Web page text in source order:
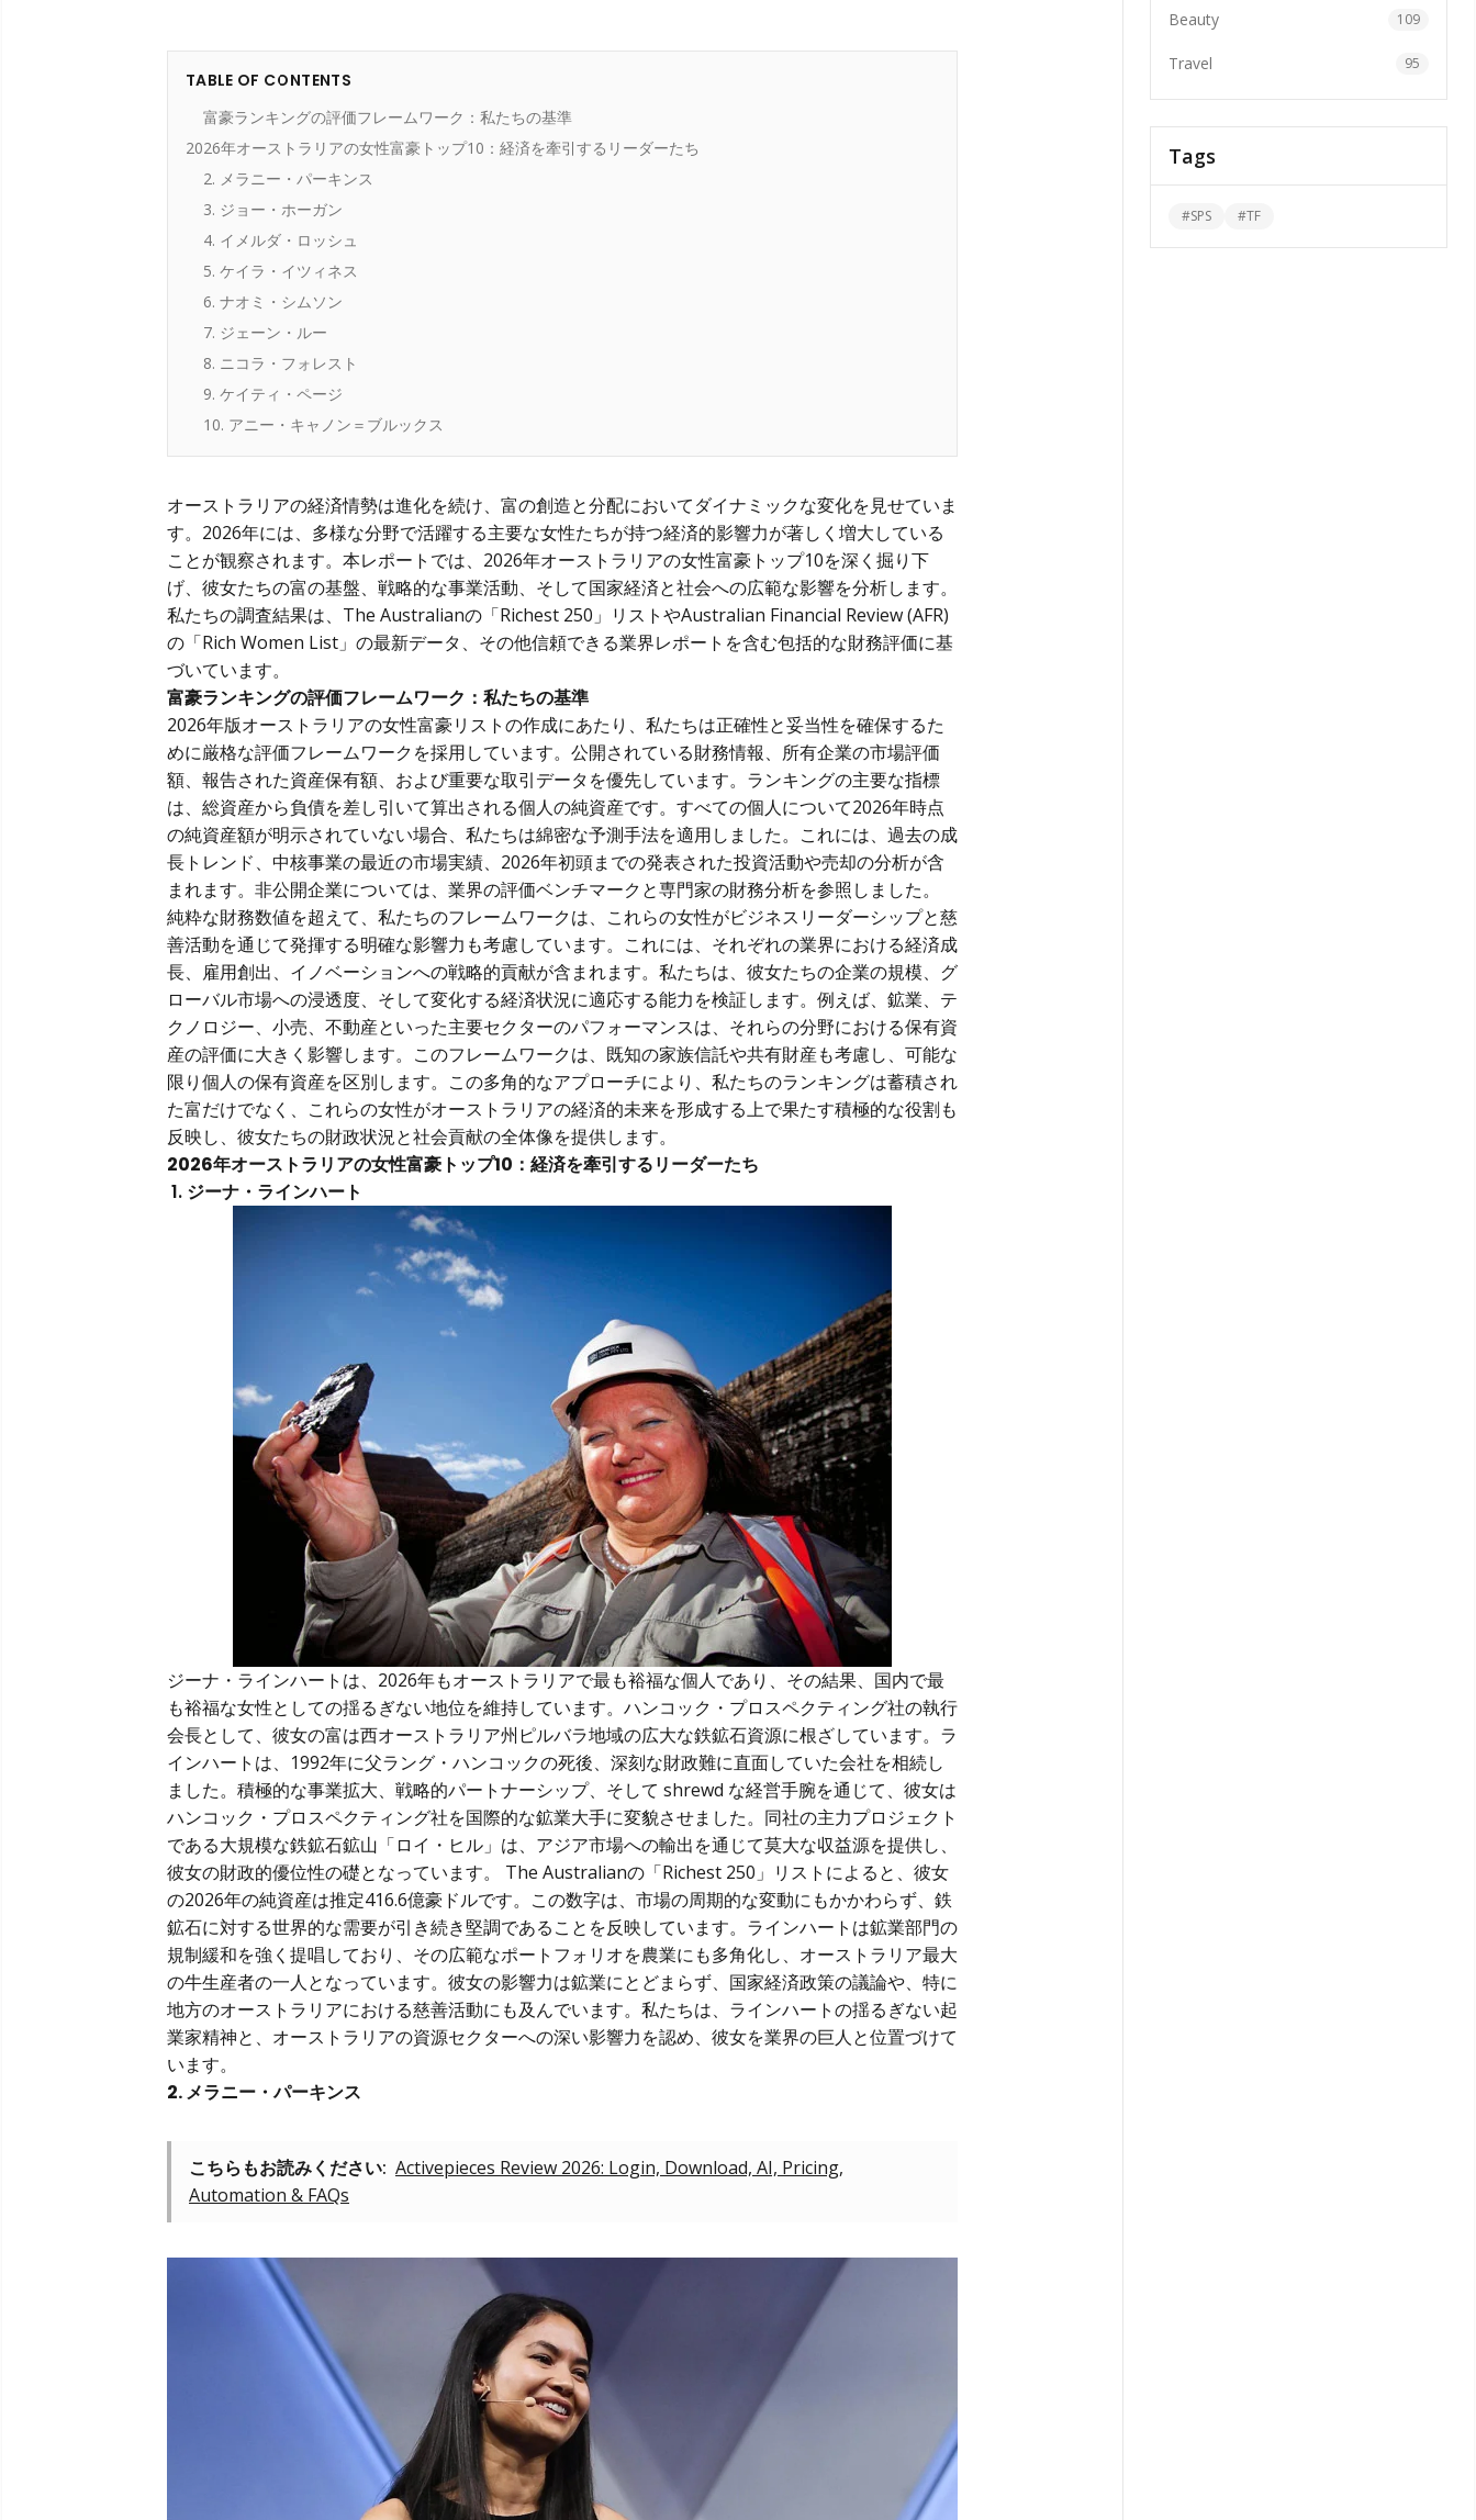
TABLE OF CONTENTS
富豪ランキングの評価フレームワーク：私たちの基準
2026年オーストラリアの女性富豪トップ10：経済を牽引するリーダーたち
2. メラニー・パーキンス
3. ジョー・ホーガン
4. イメルダ・ロッシュ
5. ケイラ・イツィネス
6. ナオミ・シムソン
7. ジェーン・ルー
8. ニコラ・フォレスト
9. ケイティ・ページ
10. アニー・キャノン＝ブルックス
オーストラリアの経済情勢は進化を続け、富の創造と分配においてダイナミックな変化を見せていま
す。2026年には、多様な分野で活躍する主要な女性たちが持つ経済的影響力が著しく増大している
ことが観察されます。本レポートでは、2026年オーストラリアの女性富豪トップ10を深く掘り下
げ、彼女たちの富の基盤、戦略的な事業活動、そして国家経済と社会への広範な影響を分析します。
私たちの調査結果は、The Australianの「Richest 250」リストやAustralian Financial Review (AFR)
の「Rich Women List」の最新データ、その他信頼できる業界レポートを含む包括的な財務評価に基
づいています。
富豪ランキングの評価フレームワーク：私たちの基準
2026年版オーストラリアの女性富豪リストの作成にあたり、私たちは正確性と妥当性を確保するた
めに厳格な評価フレームワークを採用しています。公開されている財務情報、所有企業の市場評価
額、報告された資産保有額、および重要な取引データを優先しています。ランキングの主要な指標
は、総資産から負債を差し引いて算出される個人の純資産です。すべての個人について2026年時点
の純資産額が明示されていない場合、私たちは綿密な予測手法を適用しました。これには、過去の成
長トレンド、中核事業の最近の市場実績、2026年初頭までの発表された投資活動や売却の分析が含
まれます。非公開企業については、業界の評価ベンチマークと専門家の財務分析を参照しました。
純粋な財務数値を超えて、私たちのフレームワークは、これらの女性がビジネスリーダーシップと慈
善活動を通じて発揮する明確な影響力も考慮しています。これには、それぞれの業界における経済成
長、雇用創出、イノベーションへの戦略的貢献が含まれます。私たちは、彼女たちの企業の規模、グ
ローバル市場への浸透度、そして変化する経済状況に適応する能力を検証します。例えば、鉱業、テ
クノロジー、小売、不動産といった主要セクターのパフォーマンスは、それらの分野における保有資
産の評価に大きく影響します。このフレームワークは、既知の家族信託や共有財産も考慮し、可能な
限り個人の保有資産を区別します。この多角的なアプローチにより、私たちのランキングは蓄積され
た富だけでなく、これらの女性がオーストラリアの経済的未来を形成する上で果たす積極的な役割も
反映し、彼女たちの財政状況と社会貢献の全体像を提供します。
2026年オーストラリアの女性富豪トップ10：経済を牽引するリーダーたち
1. ジーナ・ラインハート
ジーナ・ラインハートは、2026年もオーストラリアで最も裕福な個人であり、その結果、国内で最
も裕福な女性としての揺るぎない地位を維持しています。ハンコック・プロスペクティング社の執行
会長として、彼女の富は西オーストラリア州ピルバラ地域の広大な鉄鉱石資源に根ざしています。ラ
インハートは、1992年に父ラング・ハンコックの死後、深刻な財政難に直面していた会社を相続し
ました。積極的な事業拡大、戦略的パートナーシップ、そして shrewd な経営手腕を通じて、彼女は
ハンコック・プロスペクティング社を国際的な鉱業大手に変貌させました。同社の主力プロジェクト
である大規模な鉄鉱石鉱山「ロイ・ヒル」は、アジア市場への輸出を通じて莫大な収益源を提供し、
彼女の財政的優位性の礎となっています。 The Australianの「Richest 250」リストによると、彼女
の2026年の純資産は推定416.6億豪ドルです。この数字は、市場の周期的な変動にもかかわらず、鉄
鉱石に対する世界的な需要が引き続き堅調であることを反映しています。ラインハートは鉱業部門の
規制緩和を強く提唱しており、その広範なポートフォリオを農業にも多角化し、オーストラリア最大
の牛生産者の一人となっています。彼女の影響力は鉱業にとどまらず、国家経済政策の議論や、特に
地方のオーストラリアにおける慈善活動にも及んでいます。私たちは、ラインハートの揺るぎない起
業家精神と、オーストラリアの資源セクターへの深い影響力を認め、彼女を業界の巨人と位置づけて
います。
2. メラニー・パーキンス
こちらもお読みください: Activepieces Review 2026: Login, Download, AI, Pricing,
Automation & FAQs
Beauty 109
Travel 95
Tags
#SPS #TF